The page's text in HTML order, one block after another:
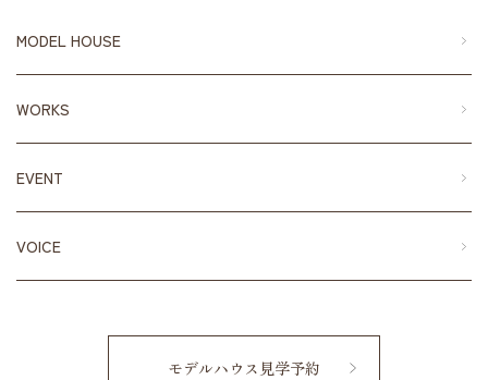
MODEL HOUSE
WORKS
EVENT
VOICE
モデルハウス見学予約